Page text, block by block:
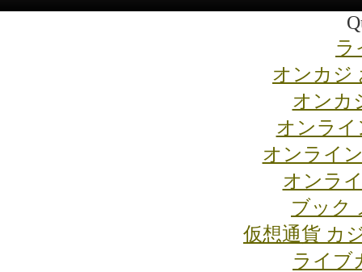
ラ
オンカジ
オンカ
オンラ
オンライ
オンラ
ブック
仮想通貨 カ
ライブ